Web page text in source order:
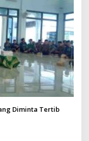
Diminta Tertib